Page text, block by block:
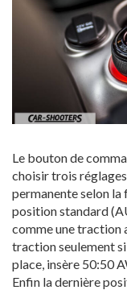
Le bouton de
choisir trois
permanente selon
position standard
comme une traction
traction seulement
place, insère 50:50
Enfin la dernière